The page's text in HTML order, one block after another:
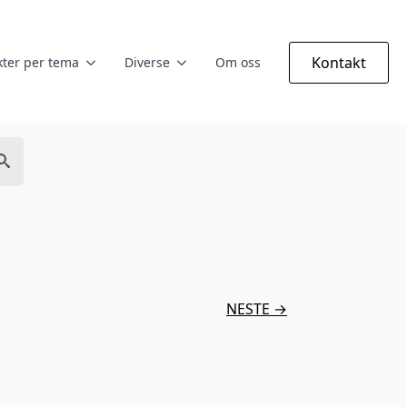
per tema Diverse Om oss Kontakt
NESTE →